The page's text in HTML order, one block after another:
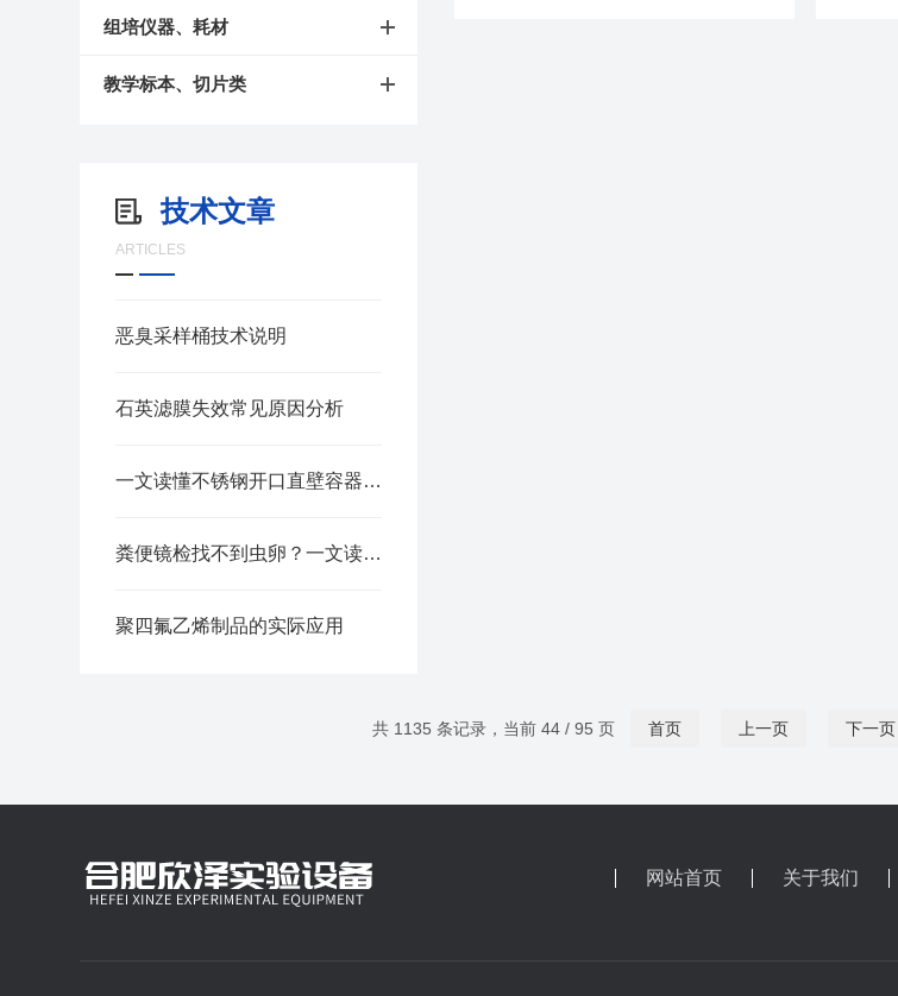
组培仪器、耗材
教学标本、切片类
技术文章
ARTICLES
恶臭采样桶技术说明
石英滤膜失效常见原因分析
一文读懂不锈钢开口直壁容器工艺优势拆解
粪便镜检找不到虫卵？一文读懂蛔虫卵检测分析
聚四氟乙烯制品的实际应用
共 1135 条记录，当前 44 / 95 页 首页 上一页 下一页
网站首页 关于我们